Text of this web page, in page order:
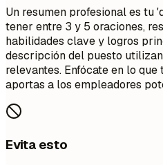
Un resumen profesional es tu
tener entre 3 y 5 oraciones,
habilidades clave y logros
descripción del puesto
relevantes. Enfócate en lo
aportas a los empleadores
Evita esto